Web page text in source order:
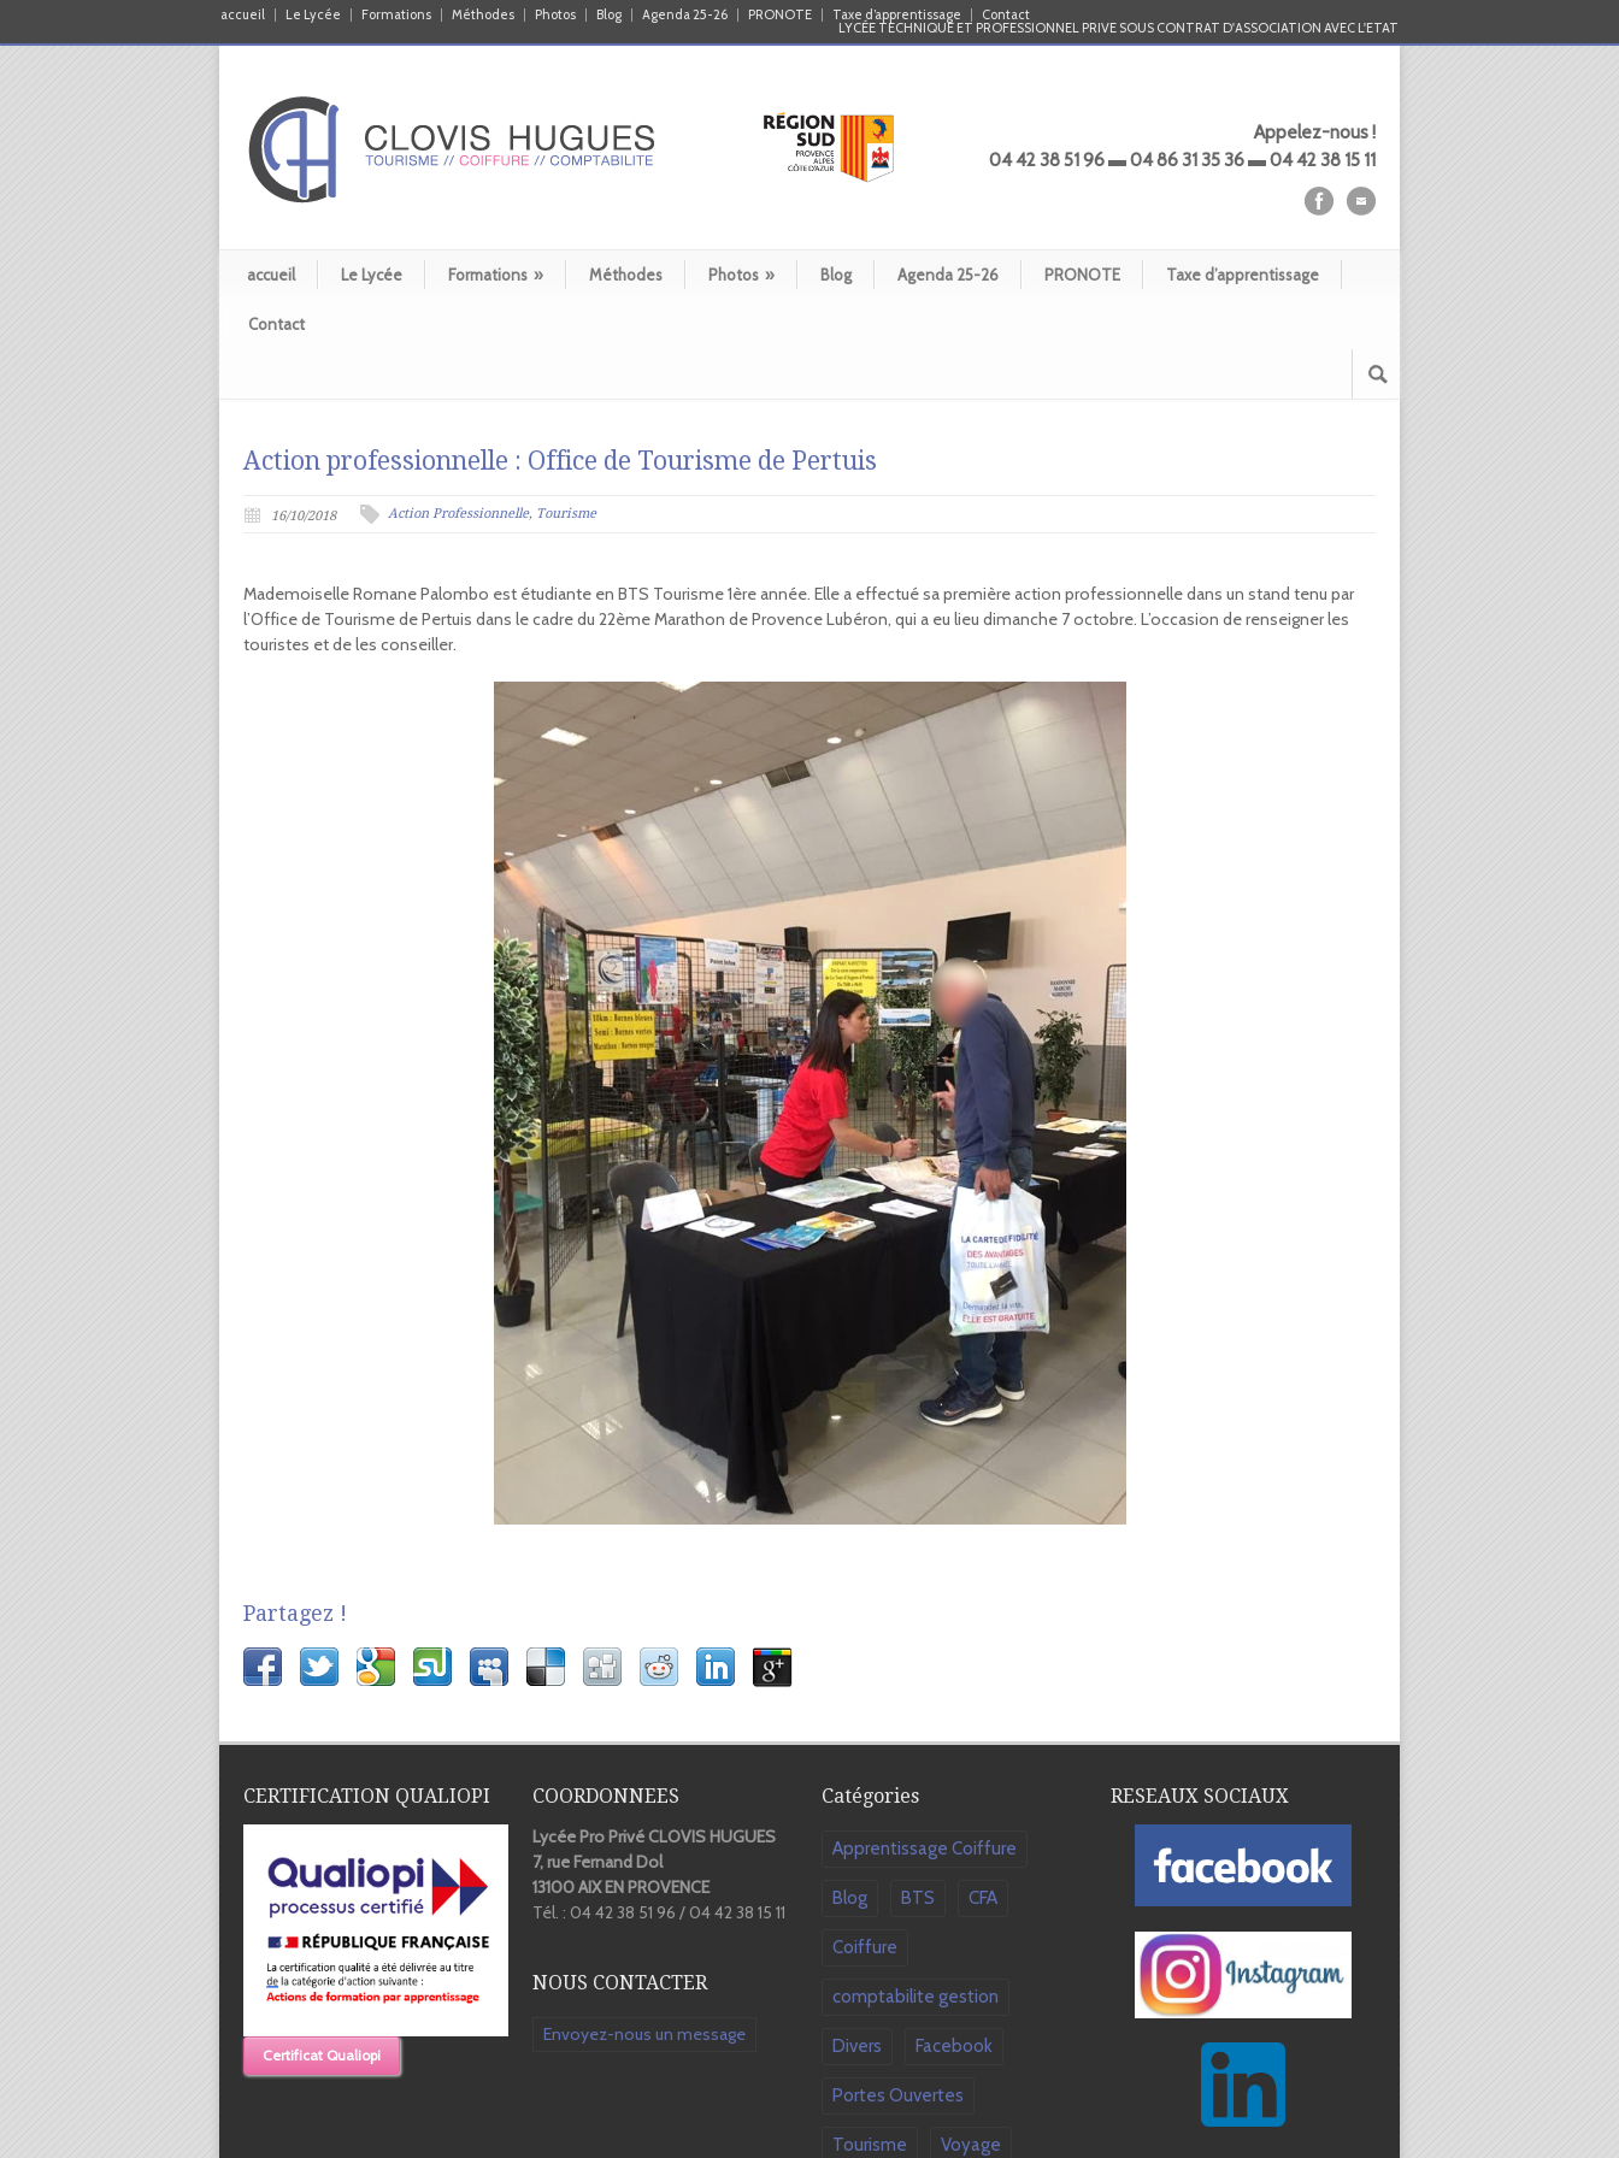
accueil Le Lycée Formations Méthodes Photos Blog Agenda 25-26 PRONOTE Taxe d’apprentissage Contact
LYCÉE TECHNIQUE ET PROFESSIONNEL PRIVE SOUS CONTRAT D'ASSOCIATION AVEC L'ETAT
Appelez-nous !
04 42 38 51 96 ▬ 04 86 31 35 36 ▬ 04 42 38 15 11
accueil Le Lycée Formations » Méthodes Photos » Blog Agenda 25-26 PRONOTE Taxe d’apprentissage
Contact
Action professionnelle : Office de Tourisme de Pertuis
16/10/2018 Action Professionnelle, Tourisme
Mademoiselle Romane Palombo est étudiante en BTS Tourisme 1ère année. Elle a effectué sa première action professionnelle dans un stand tenu par
l’Office de Tourisme de Pertuis dans le cadre du 22ème Marathon de Provence Lubéron, qui a eu lieu dimanche 7 octobre. L’occasion de renseigner les
touristes et de les conseiller.
Partagez !
CERTIFICATION QUALIOPI
Certificat Qualiopi
COORDONNEES
Lycée Pro Privé CLOVIS HUGUES
7, rue Fernand Dol
13100 AIX EN PROVENCE
Tél. : 04 42 38 51 96 / 04 42 38 15 11
NOUS CONTACTER
Envoyez-nous un message
Catégories
Apprentissage Coiffure
Blog BTS CFA
Coiffure
comptabilite gestion
Divers Facebook
Portes Ouvertes
Tourisme Voyage
RESEAUX SOCIAUX